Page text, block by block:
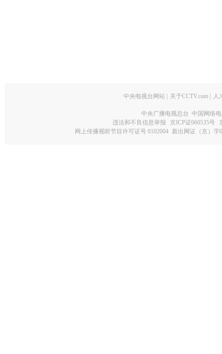
中央电视台网站 关于CCTV.com 人
中央广播电视总台 中国网络
违法和不良信息举报
京ICP证060535号
网上传播视听节目许可证号 0102004 新出网证（京）